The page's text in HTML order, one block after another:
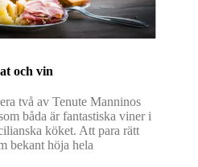
och vin
två av Tenute Manninos
båda är fantastiska viner i
köket. Att para rätt
bekant höja hela